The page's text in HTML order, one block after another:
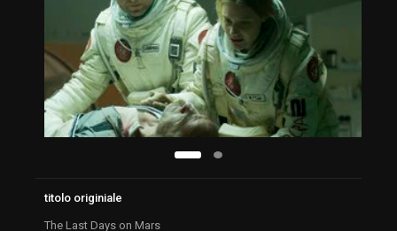
titolo originiale
The Last Days on Mars